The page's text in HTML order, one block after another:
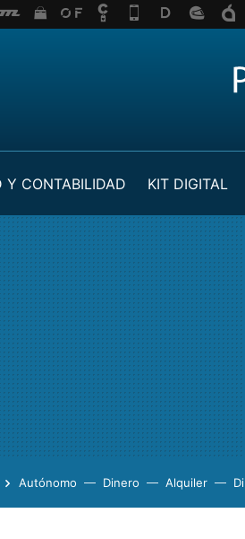
Y CONTABILIDAD KIT DIGITAL
Autónomo Dinero Alquiler